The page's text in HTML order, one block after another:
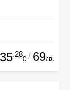
35.28
€ / 69лв.